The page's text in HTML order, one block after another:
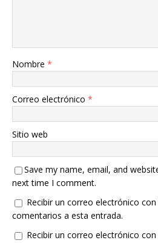
Nombre *
Correo electrónico *
Sitio web
Save my name, email, and
next time I comment.
Recibir un correo electrónico
comentarios a esta entrada.
Recibir un correo electrónico